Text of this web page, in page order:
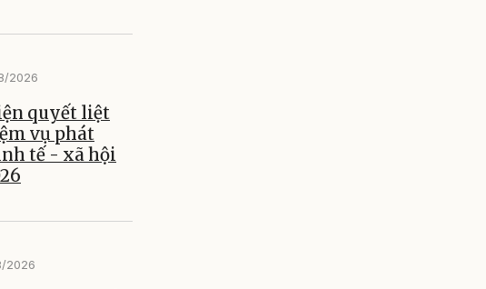
2026
quyết liệt
vụ phát
tế - xã hội
2026